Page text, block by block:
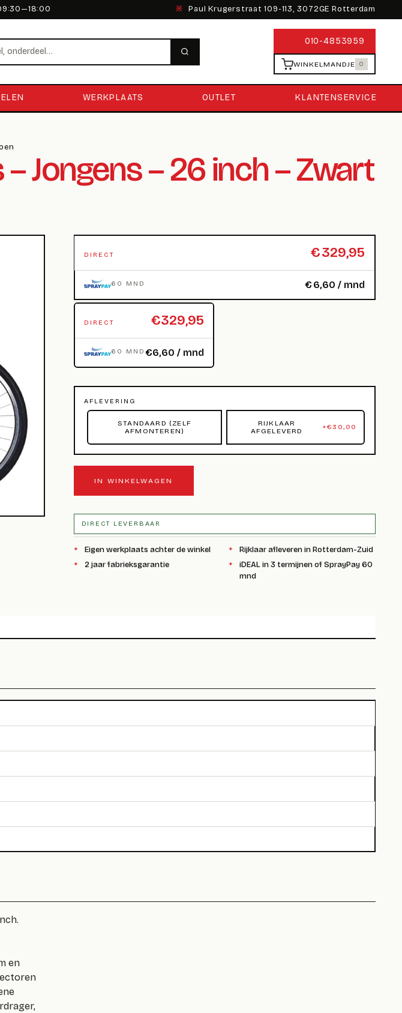
※ Paul Krugerstraat 109-113, 3072GE Rotterdam
010-4853959
WINKELMANDJE 0
WERKPLAATS OUTLET KLANTENSERVICE
Jongens – 26 inch – Zwart
DIRECT €329,95
60 MND € 6,60 / mnd
DIRECT €329,95
60 MND €6,60 / mnd
AFLEVERING
STANDAARD (ZELF
AFMONTEREN)
RIJKLAAR
AFGELEVERD
+€30,00
IN WINKELWAGEN
DIRECT LEVERBAAR
Eigen werkplaats achter de winkel
Rijklaar afleveren in Rotterdam-Zuid
2 jaar fabrieksgarantie
iDEAL in 3 termijnen of SprayPay 60
mnd
en